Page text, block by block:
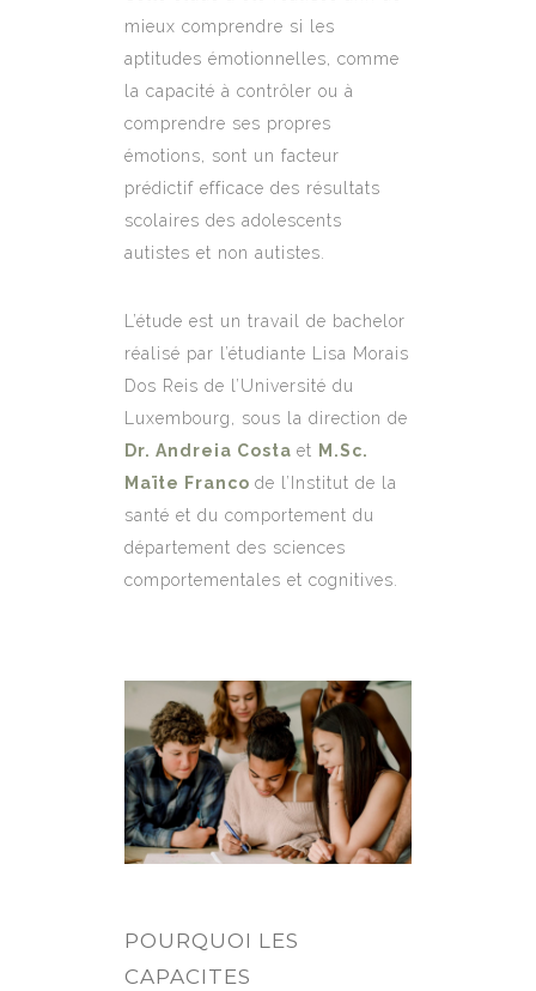
mieux comprendre si les
aptitudes émotionnelles, comme
la capacité à contrôler ou à
comprendre ses propres
émotions, sont un facteur
prédictif efficace des résultats
scolaires des adolescents
autistes et non autistes.
L’étude est un travail de bachelor
réalisé par l’étudiante Lisa Morais
Dos Reis de l’Université du
Luxembourg, sous la direction de
Dr. Andreia Costa et M.Sc.
Maïte Franco de l’Institut de la
santé et du comportement du
département des sciences
comportementales et cognitives.
POURQUOI LES
CAPACITES